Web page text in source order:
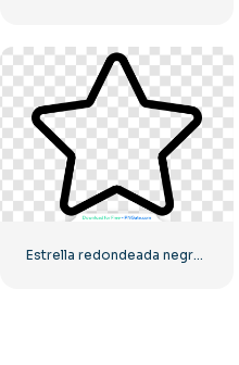
Estrella redondeada negra – Icono lineal